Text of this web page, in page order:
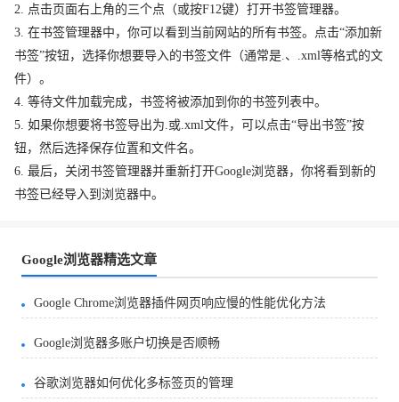
2. 点击页面右上角的三个点（或按F12键）打开书签管理器。
3. 在书签管理器中，你可以看到当前网站的所有书签。点击“添加新
书签”按钮，选择你想要导入的书签文件（通常是.、.xml等格式的文
件）。
4. 等待文件加载完成，书签将被添加到你的书签列表中。
5. 如果你想要将书签导出为.或.xml文件，可以点击“导出书签”按
钮，然后选择保存位置和文件名。
6. 最后，关闭书签管理器并重新打开Google浏览器，你将看到新的
书签已经导入到浏览器中。
Google浏览器精选文章
Google Chrome浏览器插件网页响应慢的性能优化方法
Google浏览器多账户切换是否顺畅
谷歌浏览器如何优化多标签页的管理